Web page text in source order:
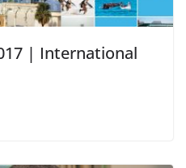
| International